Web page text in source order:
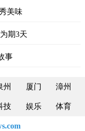
美味
期3天
事
州 厦门 漳州
技 娱乐 体育